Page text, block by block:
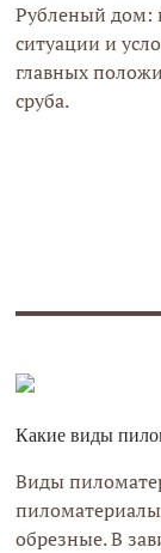
Рубленый дом:
ситуации и
главных
сруба.
Какие виды
Виды
обрезные. В